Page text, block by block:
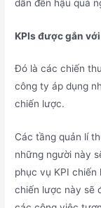
dẫn đến hậu quả
KPIs được gắn
Đó là các chiến
công ty áp dụng
chiến lược.
Các tầng quản lí
những người này
phục vụ KPI chiến
chiến lược này sẽ